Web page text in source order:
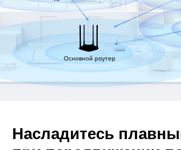
Основной роутер
Насладитесь